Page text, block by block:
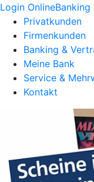
Login OnlineBanking
Privatkunden
Firmenkunden
Banking &
Meine Bank
Service &
Kontakt